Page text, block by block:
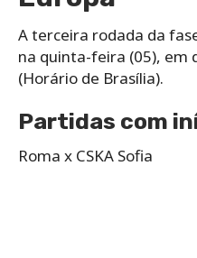
A terceira rodada da
na quinta-feira (05), em
(Horário de Brasília).
Partidas com
Roma x CSKA Sofia